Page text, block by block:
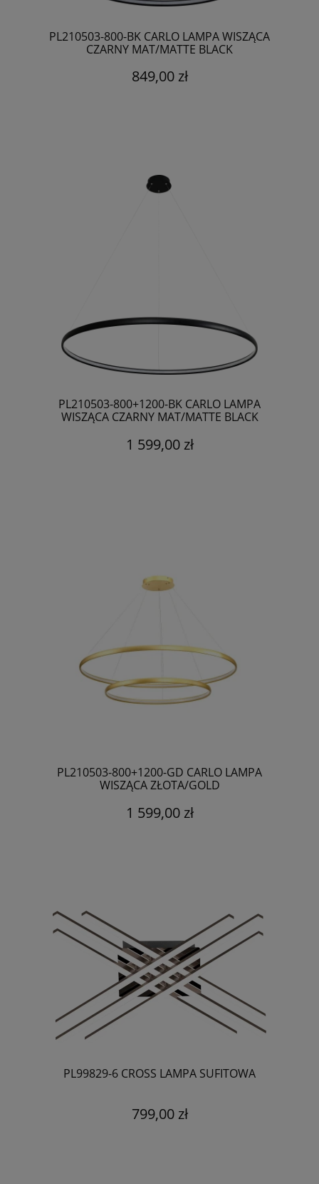
PL210503-800-BK CARLO LAMPA WISZĄCA
CZARNY MAT/MATTE BLACK
849,00 zł
PL210503-800+1200-BK CARLO LAMPA
WISZĄCA CZARNY MAT/MATTE BLACK
1 599,00 zł
PL210503-800+1200-GD CARLO LAMPA
WISZĄCA ZŁOTA/GOLD
1 599,00 zł
PL99829-6 CROSS LAMPA SUFITOWA
799,00 zł